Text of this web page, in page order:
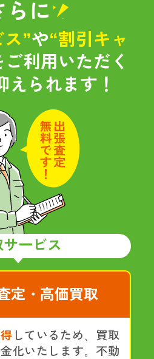
らに
”や“割引キャ
ご利用いただく
えられます！
サービス
定・高価買取
しているため、買取
化いたします。不動